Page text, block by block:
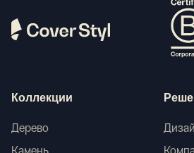
Коллекции
Дерево